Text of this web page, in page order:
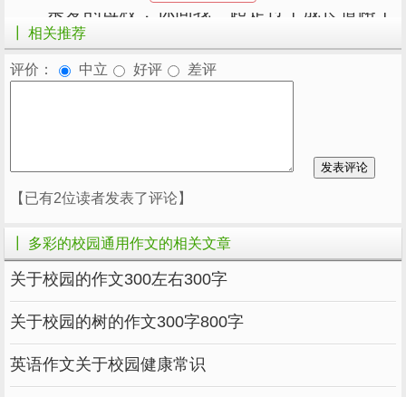
亲爱的母校，你同我一起走过了成长道路上
的风风雨雨，你同我一起尝遍人生最初的酸甜苦
辣。从一年到六年级，我们目睹了学校的发展，
熟，我们就关心他们，帮助他们。我们与他们一
起共成长，共进步，给美丽的校园增添了几分色
在成长的道路上，我常有郁闷的心情，它使
的心曲，我或者在校园路上走一走，看看那些
花，那些树，看看那些生龙活虎的同学们，烦恼
就烟沙云散了……
┃ 相关推荐
评价： 中立 好评 差评
【已有2位读者发表了评论】
┃ 多彩的校园通用作文的相关文章
关于校园的作文300左右300字
关于校园的树的作文300字800字
英语作文关于校园健康常识